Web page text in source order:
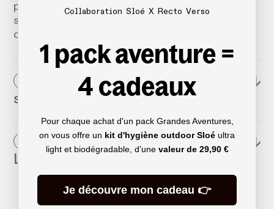
par Montrottier, un joli village avec un château qui
se visite avant de descendre sur Les Halles. Un
charmant petit camping vous attend pour la nuit.
Jour 2 : Les Halles → Chazelles-
sur-Lyon
↓
Jour 3 : Chazelles-sur-Lyon →
Lyon
↓
Collaboration Sloé X Recto Verso
1 pack aventure =
4 cadeaux
Pour chaque achat d'un pack Grandes Aventures,
on vous offre un kit d'hygiène outdoor Sloé ultra
light et biodégradable, d’une valeur de 29,90 €
Je découvre mon cadeau 👉